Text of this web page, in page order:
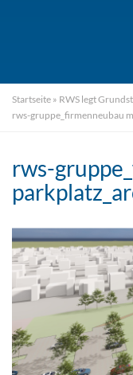
Startseite » RWS legt
rws-gruppe_firmenneubau
rws-